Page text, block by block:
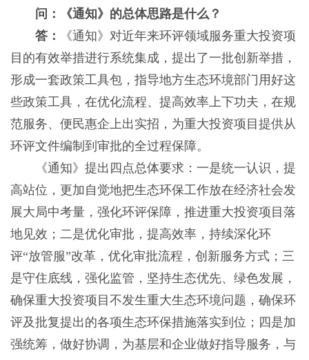
问：《通知》的总体思路是什么？
答：
《通知》对近年来环评领域服务重大投资项
目的有效举措进行系统集成，提出了一批创新举措，
形成一套政策工具包，指导地方生态环境部门用好这
些政策工具，在优化流程、提高效率上下功夫，在规
范服务、便民惠企上出实招，为重大投资项目提供从
环评文件编制到审批的全过程保障。
《通知》提出四点总体要求：一是统一认识，提
高站位，更加自觉地把生态环保工作放在经济社会发
展大局中考量，强化环评保障，推进重大投资项目落
地见效；二是优化审批，提高效率，持续深化环
评“放管服”改革，优化审批流程，创新服务方式；三
是守住底线，强化监管，坚持生态优先、绿色发展，
确保重大投资项目不发生重大生态环境问题，确保环
评及批复提出的各项生态环保措施落实到位；四是加
强统筹，做好协调，为基层和企业做好指导服务，与